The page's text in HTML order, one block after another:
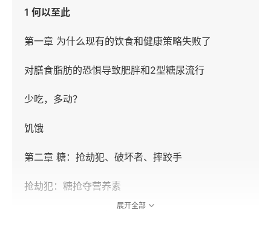
1 何以至此
第一章 为什么现有的饮食和健康策略失败了
对膳食脂肪的恐惧导致肥胖和2型糖尿流行
少吃，多动？
饥饿
第二章 糖：抢劫犯、破坏者、摔跤手
抢劫犯：糖抢夺营养素
展开全部